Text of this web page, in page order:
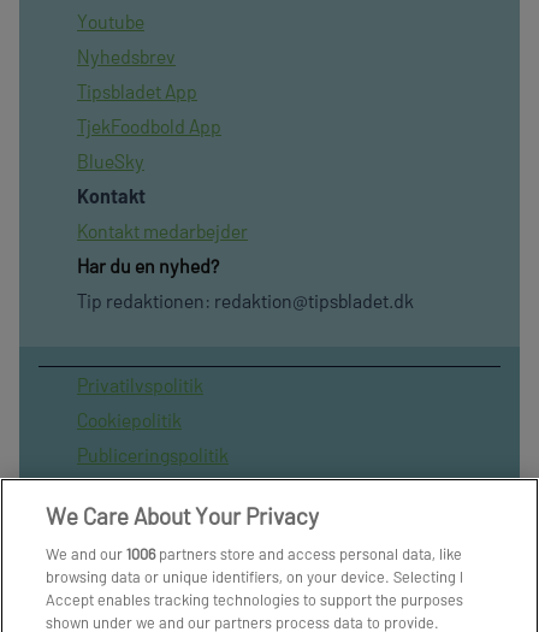
Youtube
Nyhedsbrev
Tipsbladet App
TjekFoodbold App
BlueSky
Kontakt
Kontakt medarbejder
Har du en nyhed?
Tip redaktionen: redaktion@tipsbladet.dk
Privatilvspolitik
Cookiepolitik
Publiceringspolitik
Spil ansvarligt
Administrer samtykke
Arkiv
We Care About Your Privacy
We and our1006partners store and access personal data, like
browsing data or unique identifiers, on your device. Selecting I
Accept enables tracking technologies to support the purposes
shown under we and our partners process data to provide.